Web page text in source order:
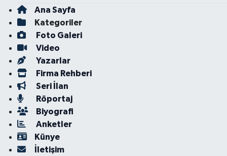
Ana Sayfa
Kategoriler
Foto Galeri
Video
Yazarlar
Firma Rehberi
Seri İlan
Röportaj
Biyografi
Anketler
Künye
İletişim